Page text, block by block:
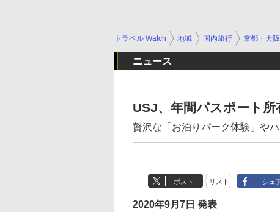
トラベル Watch 地域 国内旅行 京都・大阪
ニュース
USJ、年間パスポート
贅沢な「お泊りパーク体験」や
ポスト リスト シェ
2020年9月7日 発表